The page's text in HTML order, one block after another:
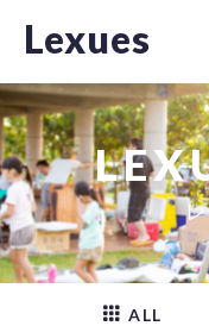
Lexues
ALL